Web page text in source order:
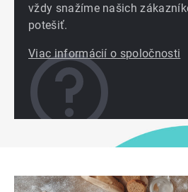
vždy snažíme našich
potešiť.
Viac informácií o spoločnosti